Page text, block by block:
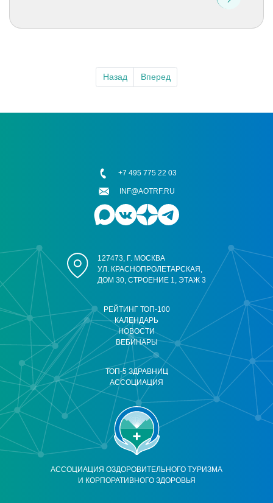
Назад Вперед
АССОЦИАЦИЯ ОЗДОРОВИТЕЛЬНОГО ТУРИЗМА
И КОРПОРАТИВНОГО ЗДОРОВЬЯ
РЕЙТИНГ ТОП-100
КАЛЕНДАРЬ
НОВОСТИ
ВЕБИНАРЫ
ТОП-5 ЗДРАВНИЦ
АССОЦИАЦИЯ
127473, Г. МОСКВА
УЛ. КРАСНОПРОЛЕТАРСКАЯ,
ДОМ 30, СТРОЕНИЕ 1, ЭТАЖ 3
+7 495 775 22 03
INF@AOTRF.RU